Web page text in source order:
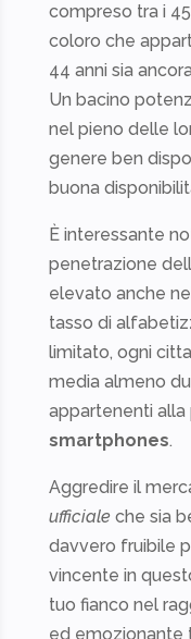
compreso tra i
coloro che
44 anni sia
Un bacino
nel pieno delle
genere ben
buona
È interessante
penetrazione
elevato anche
tasso di
limitato, ogni
media almeno
appartenenti alla
smartphones.
Aggredire il
ufficialeche sia
davvero fruibile
vincente in
tuo fianco nel
ed emozionante